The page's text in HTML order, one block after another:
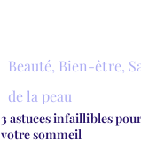
Beauté, Bien-être,
de la peau
3 astuces infaillibles
votre sommeil